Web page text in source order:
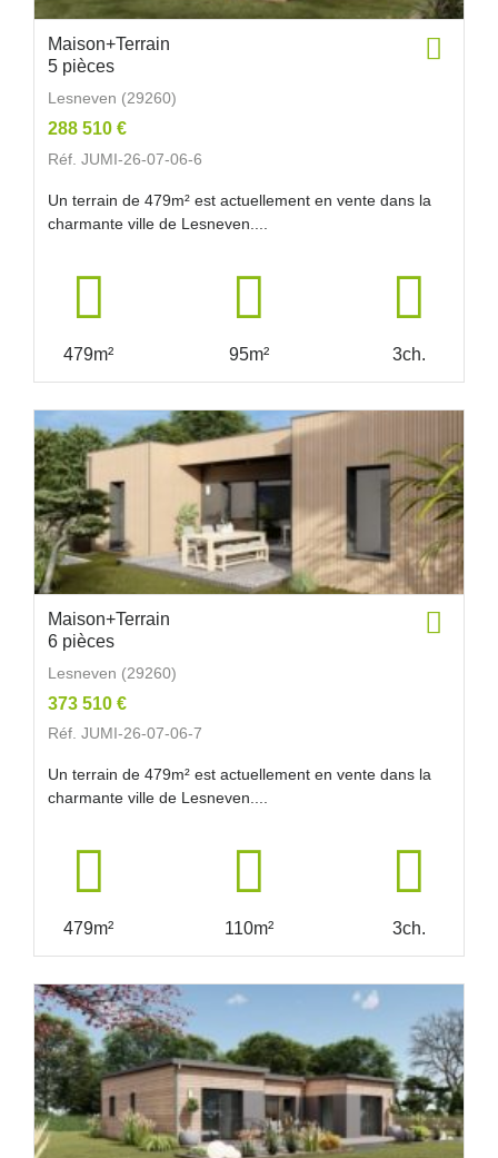
Maison+Terrain
5 pièces
Lesneven (29260)
288 510 €
Réf. JUMI-26-07-06-6
Un terrain de 479m² est actuellement en vente dans la
charmante ville de Lesneven....
479m² 95m² 3ch.
Maison+Terrain
6 pièces
Lesneven (29260)
373 510 €
Réf. JUMI-26-07-06-7
Un terrain de 479m² est actuellement en vente dans la
charmante ville de Lesneven....
479m² 110m² 3ch.